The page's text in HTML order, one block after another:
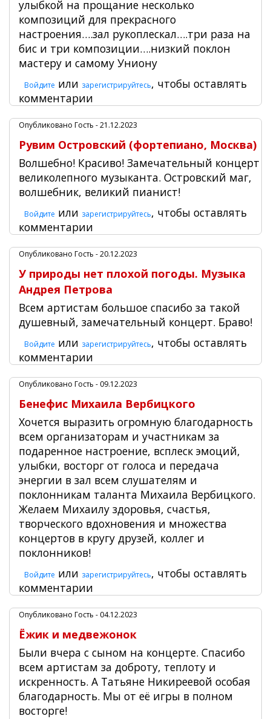
улыбкой на прощание несколько
композиций для прекрасного
настроения….зал рукоплескал….три раза на
бис и три композиции….низкий поклон
мастеру и самому Униону
Войдите или зарегистрируйтесь, чтобы оставлять
комментарии
Опубликовано Гость - 21.12.2023
Рувим Островский (фортепиано, Москва)
Волшебно! Красиво! Замечательный концерт
великолепного музыканта. Островский маг,
волшебник, великий пианист!
Войдите или зарегистрируйтесь, чтобы оставлять
комментарии
Опубликовано Гость - 20.12.2023
У природы нет плохой погоды. Музыка
Андрея Петрова
Всем артистам большое спасибо за такой
душевный, замечательный концерт. Браво!
Войдите или зарегистрируйтесь, чтобы оставлять
комментарии
Опубликовано Гость - 09.12.2023
Бенефис Михаила Вербицкого
Хочется выразить огромную благодарность
всем организаторам и участникам за
подаренное настроение, всплеск эмоций,
улыбки, восторг от голоса и передача
энергии в зал всем слушателям и
поклонникам таланта Михаила Вербицкого.
Желаем Михаилу здоровья, счастья,
творческого вдохновения и множества
концертов в кругу друзей, коллег и
поклонников!
Войдите или зарегистрируйтесь, чтобы оставлять
комментарии
Опубликовано Гость - 04.12.2023
Ёжик и медвежонок
Были вчера с сыном на концерте. Спасибо
всем артистам за доброту, теплоту и
искренность. А Татьяне Никиреевой особая
благодарность. Мы от её игры в полном
восторге!